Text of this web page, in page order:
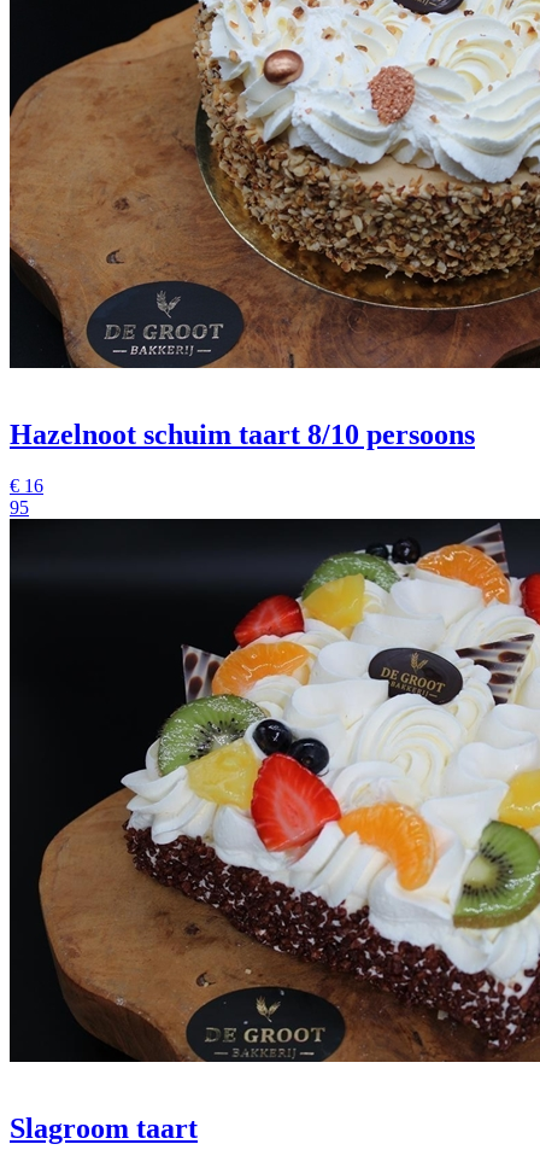
Hazelnoot schuim taart 8/10 persoons
€ 16
95
Slagroom taart